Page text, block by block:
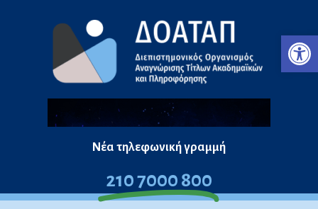
περιεχόμενο
Νέα τηλεφωνική γραμμή
210 7000 800